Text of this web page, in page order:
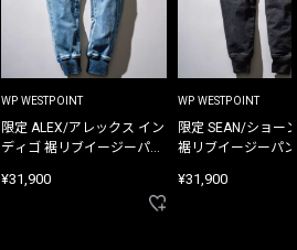
WP WESTPOINT
限定 ALEX/アレックス イン
ディゴ 裾リブイージーパン
¥31,900
WP WESTPOINT
限定 SEAN/ショー
裾リブイージーパ
¥31,900